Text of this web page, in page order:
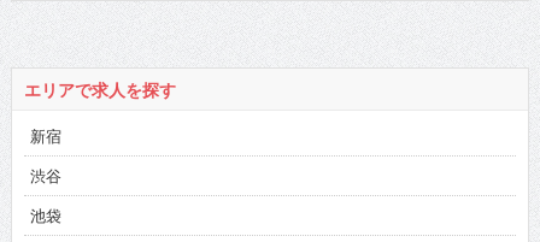
エリアで求人を探す
新宿
渋谷
池袋